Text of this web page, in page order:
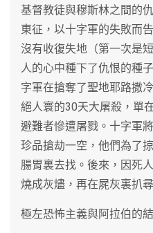
基督教徒與穆斯林之間的
東征，以十字軍的失敗而
沒有收復失地（第一次是
人的心中種下了仇恨的種
字軍在搶奪了聖地耶路撒
絕人寰的30天大屠殺，單
避難者慘遭屠戮。十字軍
珍品搶劫一空，他們為了
腸胃裏去找。後來，因死
燒成灰燼，再在屍灰裏扒
極左恐怖主義與阿拉伯的